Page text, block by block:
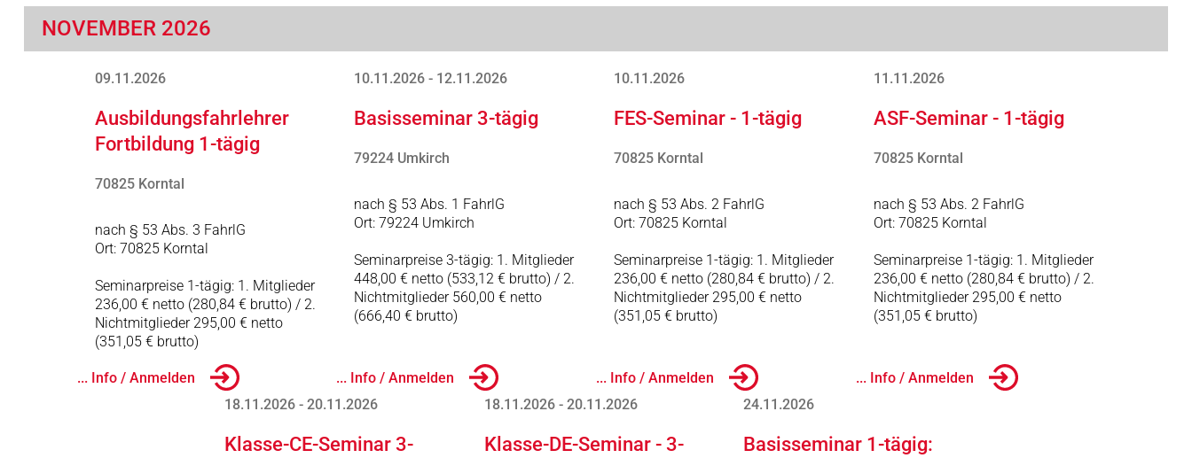
NOVEMBER 2026
09.11.2026
Ausbildungsfahrlehrer
Fortbildung 1-tägig
70825 Korntal
nach § 53 Abs. 3 FahrlG
Ort: 70825 Korntal
Seminarpreise 1-tägig: 1. Mitglieder
236,00 € netto (280,84 € brutto) / 2.
Nichtmitglieder 295,00 € netto
(351,05 € brutto)
... Info / Anmelden
10.11.2026 - 12.11.2026
Basisseminar 3-tägig
79224 Umkirch
nach § 53 Abs. 1 FahrlG
Ort: 79224 Umkirch
Seminarpreise 3-tägig: 1. Mitglieder
448,00 € netto (533,12 € brutto) / 2.
Nichtmitglieder 560,00 € netto
(666,40 € brutto)
... Info / Anmelden
10.11.2026
FES-Seminar - 1-tägig
70825 Korntal
nach § 53 Abs. 2 FahrlG
Ort: 70825 Korntal
Seminarpreise 1-tägig: 1. Mitglieder
236,00 € netto (280,84 € brutto) / 2.
Nichtmitglieder 295,00 € netto
(351,05 € brutto)
... Info / Anmelden
11.11.2026
ASF-Seminar - 1-tägig
70825 Korntal
nach § 53 Abs. 2 FahrlG
Ort: 70825 Korntal
Seminarpreise 1-tägig: 1. Mitglieder
236,00 € netto (280,84 € brutto) / 2.
Nichtmitglieder 295,00 € netto
(351,05 € brutto)
... Info / Anmelden
18.11.2026 - 20.11.2026
Klasse-CE-Seminar 3-
18.11.2026 - 20.11.2026
Klasse-DE-Seminar - 3-
24.11.2026
Basisseminar 1-tägig: